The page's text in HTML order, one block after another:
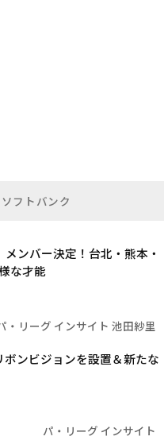
フトバンク
ンバー決定！台北・熊本・
な才能
・リーグ インサイト 池田紗里
ンビジョンを設置＆新たな
パ・リーグ インサイト